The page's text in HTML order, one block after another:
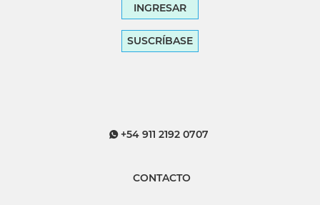
INGRESAR
SUSCRÍBASE
+54 911 2192 0707
CONTACTO